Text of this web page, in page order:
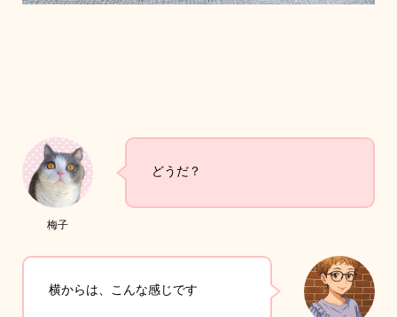
梅子
どうだ？
横からは、こんな感じです